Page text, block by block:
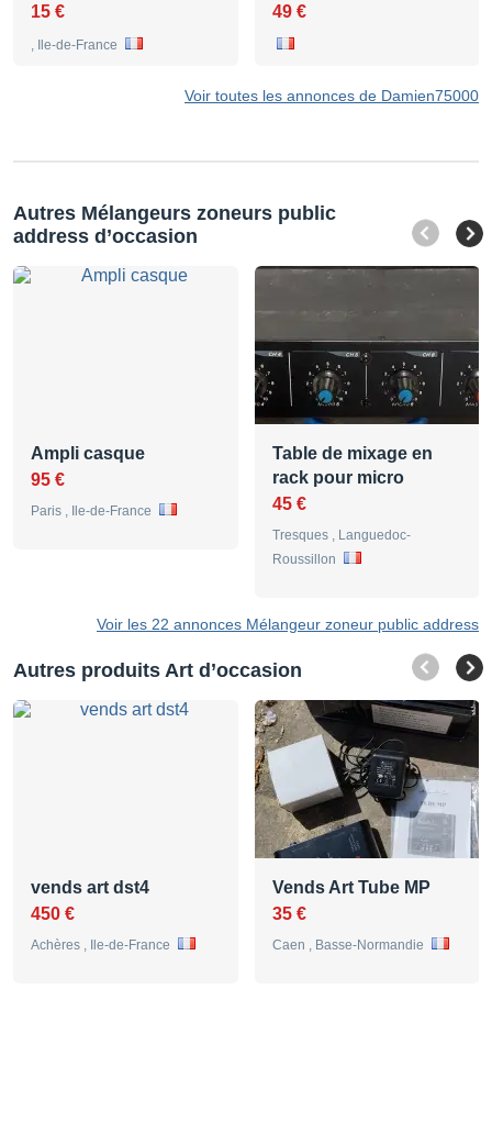
15 €
, Ile-de-France
49 €
Voir toutes les annonces de Damien75000
Autres Mélangeurs zoneurs public
address d’occasion
Ampli casque
95 €
Paris , Ile-de-France
Table de mixage en
rack pour micro
45 €
Tresques , Languedoc-
Roussillon
Voir les 22 annonces Mélangeur zoneur public address
Autres produits Art d’occasion
vends art dst4
450 €
Achères , Ile-de-France
Vends Art Tube MP
35 €
Caen , Basse-Normandie